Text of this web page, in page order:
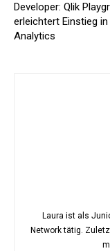
Developer: Qlik
erleichtert Einstieg
Analytics
Laura ist als
Network tätig.